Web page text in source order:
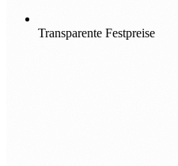
Transparente Festpreise